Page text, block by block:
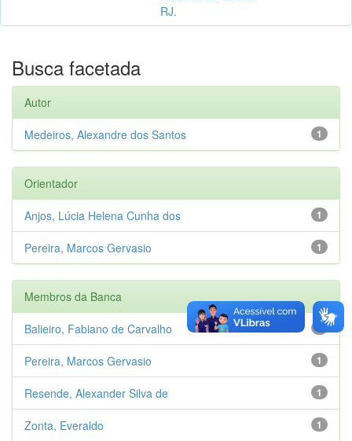
RJ.
Busca facetada
Autor
1
Medeiros, Alexandre dos Santos
Orientador
1
Anjos, Lúcia Helena Cunha dos
1
Pereira, Marcos Gervasio
Membros da Banca
Balieiro, Fabiano de Carvalho
1
Pereira, Marcos Gervasio
1
Resende, Alexander Silva de
1
Zonta, Everaldo